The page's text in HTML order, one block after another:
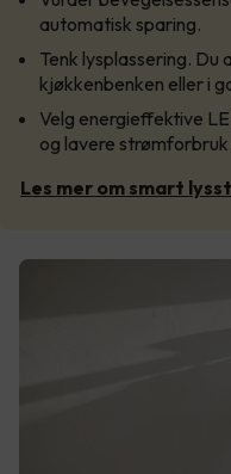
automatisk sparing.
Tenk lysplassering. Du
kjøkkenbenken eller i
Velg energieffektive
og lavere strømforbruk.
Les mer om smart